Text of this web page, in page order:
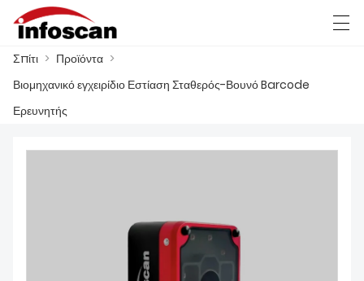
ΣΠΊΤΙ
العربية 中文
Σπίτι > Προϊόντα >
Βιομηχανικό εγχειρίδιο Εστίαση Σταθερός-Βουνό Barcode
Ερευνητής